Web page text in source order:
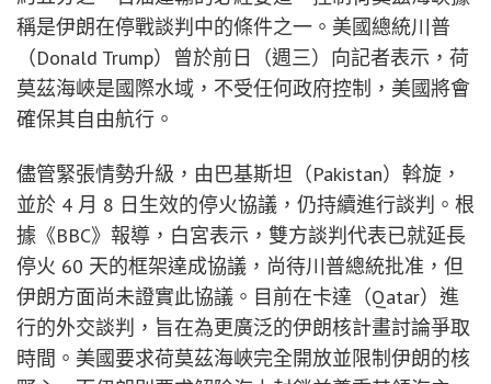
稱是伊朗在停戰談判中的條件之一。美國總統川普
（Donald Trump）曾於前日（週三）向記者表示，荷
莫茲海峽是國際水域，不受任何政府控制，美國將會
確保其自由航行。
儘管緊張情勢升級，由巴基斯坦（Pakistan）斡旋，
並於 4 月 8 日生效的停火協議，仍持續進行談判。根
據《BBC》報導，白宮表示，雙方談判代表已就延長
停火 60 天的框架達成協議，尚待川普總統批准，但
伊朗方面尚未證實此協議。目前在卡達（Qatar）進
行的外交談判，旨在為更廣泛的伊朗核計畫討論爭取
時間。美國要求荷莫茲海峽完全開放並限制伊朗的核